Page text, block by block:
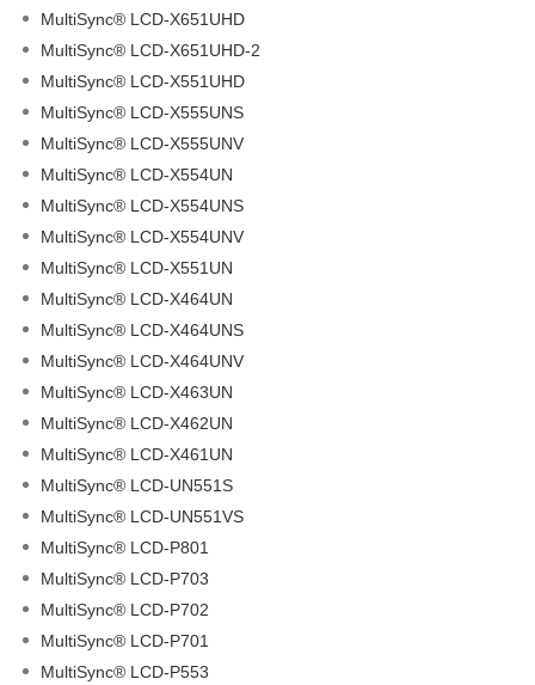
MultiSync® LCD-X651UHD
MultiSync® LCD-X651UHD-2
MultiSync® LCD-X551UHD
MultiSync® LCD-X555UNS
MultiSync® LCD-X555UNV
MultiSync® LCD-X554UN
MultiSync® LCD-X554UNS
MultiSync® LCD-X554UNV
MultiSync® LCD-X551UN
MultiSync® LCD-X464UN
MultiSync® LCD-X464UNS
MultiSync® LCD-X464UNV
MultiSync® LCD-X463UN
MultiSync® LCD-X462UN
MultiSync® LCD-X461UN
MultiSync® LCD-UN551S
MultiSync® LCD-UN551VS
MultiSync® LCD-P801
MultiSync® LCD-P703
MultiSync® LCD-P702
MultiSync® LCD-P701
MultiSync® LCD-P553